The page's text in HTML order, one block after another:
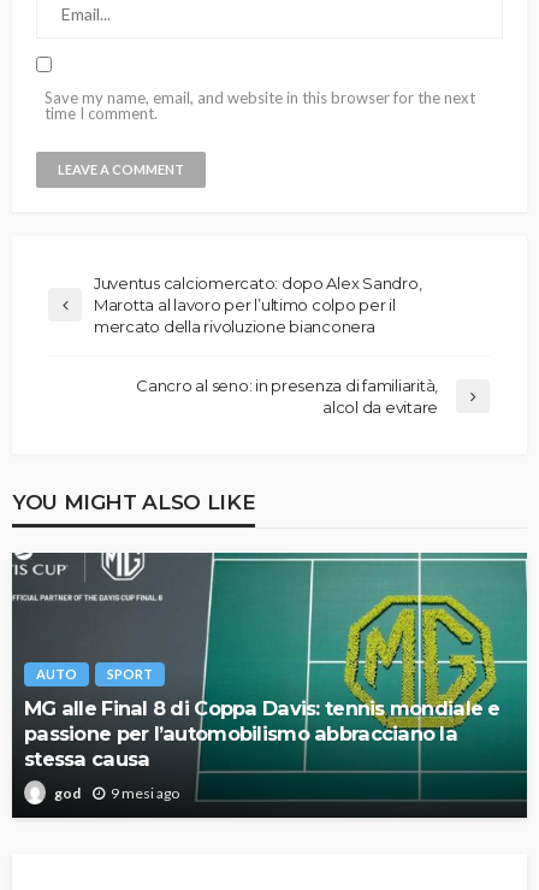
Save my name, email, and website in this browser for the next
time I comment.
Juventus calciomercato: dopo Alex Sandro,
Marotta al lavoro per l’ultimo colpo per il
mercato della rivoluzione bianconera
Cancro al seno: in presenza di familiarità,
alcol da evitare
YOU MIGHT ALSO LIKE
AUTO SPORT
MG alle Final 8 di Coppa Davis: tennis mondiale e
passione per l’automobilismo abbracciano la
stessa causa
god 9 mesi ago